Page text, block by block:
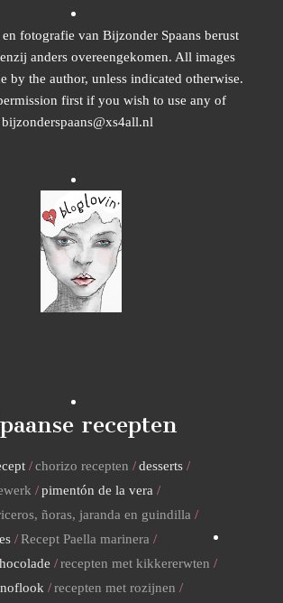
fotografie van Bijzonder Spaans berust
anders overeengekomen. All images
by the author, unless indicated otherwise.
first if you wish to use any of
recepten
chorizo recepten
desserts
pimentón de la vera
ñoras, jaranda en guindilla
Recept Paella marinera
recepten met kikkererwten
recepten met rozijnen